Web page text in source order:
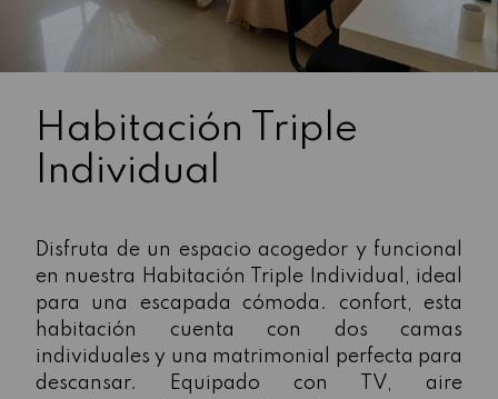
Habitación Triple
Individual
Disfruta de un espacio acogedor y funcional
en nuestra Habitación Triple Individual, ideal
para una escapada cómoda. confort, esta
habitación cuenta con dos camas
individuales y una matrimonial perfecta para
descansar. Equipado con TV, aire